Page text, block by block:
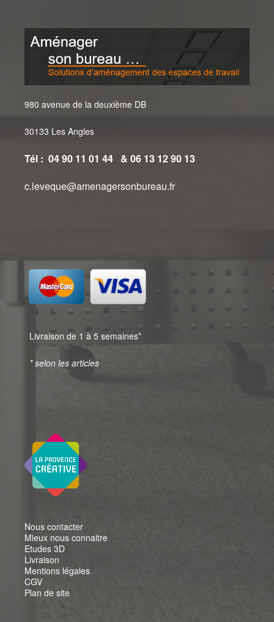
980 avenue de la deuxième DB
30133 Les Angles
Tél : 04 90 11 01 44 & 06 13 12 90 13
c.leveque@amenagersonbureau.fr
Livraison de 1 à 5 semaines*
* selon les articles
Nous contacter
Mieux nous connaitre
Etudes 3D
Livraison
Mentions légales
CGV
Plan de site